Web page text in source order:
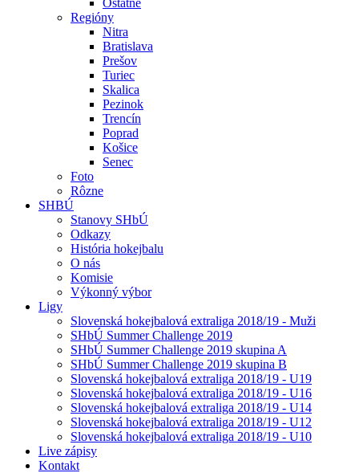
Regióny
Nitra
Bratislava
Prešov
Turiec
Skalica
Pezinok
Trencín
Poprad
Košice
Senec
Foto
Rôzne
SHBÚ
Stanovy SHbÚ
Odkazy
História hokejbalu
O nás
Komisie
Výkonný výbor
Ligy
Slovenská hokejbalová extraliga 2018/19 - Muži
SHbÚ Summer Challenge 2019
SHbÚ Summer Challenge 2019 skupina A
SHbÚ Summer Challenge 2019 skupina B
Slovenská hokejbalová extraliga 2018/19 - U19
Slovenská hokejbalová extraliga 2018/19 - U16
Slovenská hokejbalová extraliga 2018/19 - U14
Slovenská hokejbalová extraliga 2018/19 - U12
Slovenská hokejbalová extraliga 2018/19 - U10
Live zápisy
Kontakt